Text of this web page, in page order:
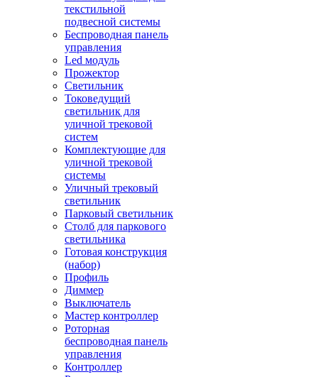
текстильной
подвесной системы
Беспроводная панель
управления
Led модуль
Прожектор
Светильник
Токоведущий
светильник для
уличной трековой
систем
Комплектующие для
уличной трековой
системы
Уличный трековый
светильник
Парковый светильник
Столб для паркового
светильника
Готовая конструкция
(набор)
Профиль
Диммер
Выключатель
Мастер контроллер
Роторная
беспроводная панель
управления
Контроллер